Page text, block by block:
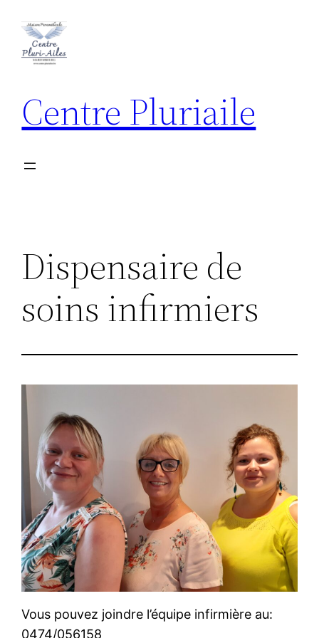
contenu
Centre Pluriaile
Dispensaire de
soins infirmiers
Vous pouvez joindre l’équipe infirmière au:
0474/056158